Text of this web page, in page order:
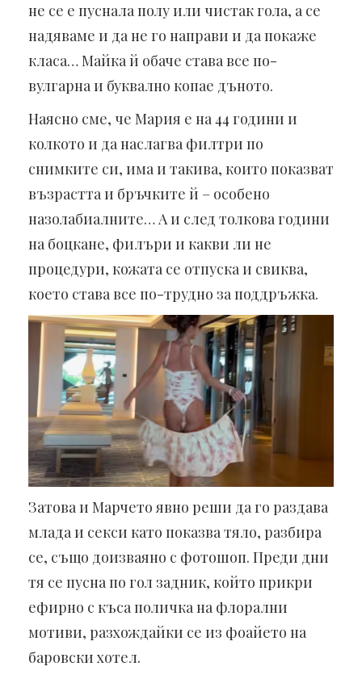
не се е пуснала полу или чистак гола, а се
надяваме и да не го направи и да покаже
класа… Майка й обаче става все по-
вулгарна и буквално копае дъното.
Наясно сме, че Мария е на 44 години и
колкото и да наслагва филтри по
снимките си, има и такива, които показват
възрастта и бръчките й – особено
назолабиалните… А и след толкова години
на боцкане, филъри и какви ли не
процедури, кожата се отпуска и свиква,
което става все по-трудно за поддръжка.
Затова и Марчето явно реши да го раздава
млада и секси като показва тяло, разбира
се, също доизваяно с фотошоп. Преди дни
тя се пусна по гол задник, който прикри
ефирно с къса поличка на флорални
мотиви, разхождайки се из фоайето на
баровски хотел.